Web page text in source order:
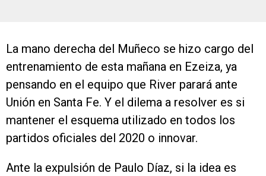
La mano derecha del Muñeco se hizo cargo del
entrenamiento de esta mañana en Ezeiza, ya
pensando en el equipo que River parará ante
Unión en Santa Fe. Y el dilema a resolver es si
mantener el esquema utilizado en todos los
partidos oficiales del 2020 o innovar.
Ante la expulsión de Paulo Díaz, si la idea es